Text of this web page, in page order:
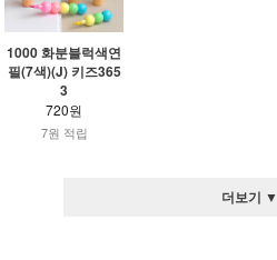
1000 화분블럭색연
필(7색)(J) 키즈365
3
720원
7원 적립
더보기 ▼